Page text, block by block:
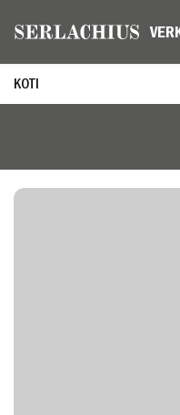
KOTI